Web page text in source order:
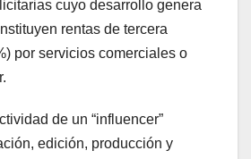
cuyo desarrollo genera
rentas de tercera
por servicios comerciales o
de un “influencer”
edición, producción y